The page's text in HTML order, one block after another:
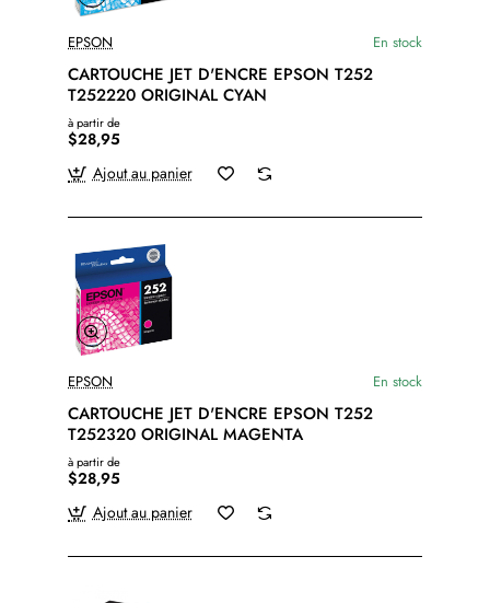
EPSON En stock
CARTOUCHE JET D'ENCRE EPSON T252
T252220 ORIGINAL CYAN
à partir de
$28,95
Ajout au panier
EPSON En stock
CARTOUCHE JET D'ENCRE EPSON T252
T252320 ORIGINAL MAGENTA
à partir de
$28,95
Ajout au panier